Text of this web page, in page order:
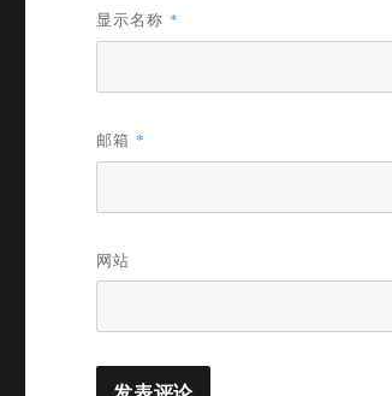
显示名称 *
邮箱 *
网站